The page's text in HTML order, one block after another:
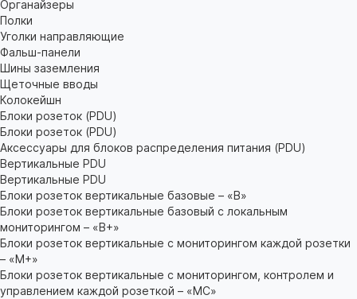
Органайзеры
Полки
Уголки направляющие
Фальш-панели
Шины заземления
Щеточные вводы
Колокейшн
Блоки розеток (PDU)
Блоки розеток (PDU)
Аксессуары для блоков распределения питания (PDU)
Вертикальные PDU
Вертикальные PDU
Блоки розеток вертикальные базовые – «В»
Блоки розеток вертикальные базовый с локальным
мониторингом – «В+»
Блоки розеток вертикальные с мониторингом каждой розетки
– «М+»
Блоки розеток вертикальные с мониторингом, контролем и
управлением каждой розеткой – «МС»